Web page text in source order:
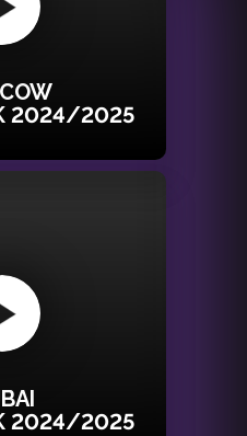
2024/2025
2024/2025